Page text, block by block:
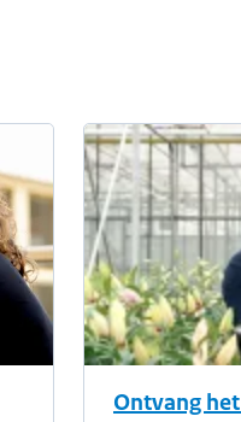
Ontvang